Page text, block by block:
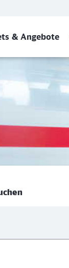
& Angebote
-